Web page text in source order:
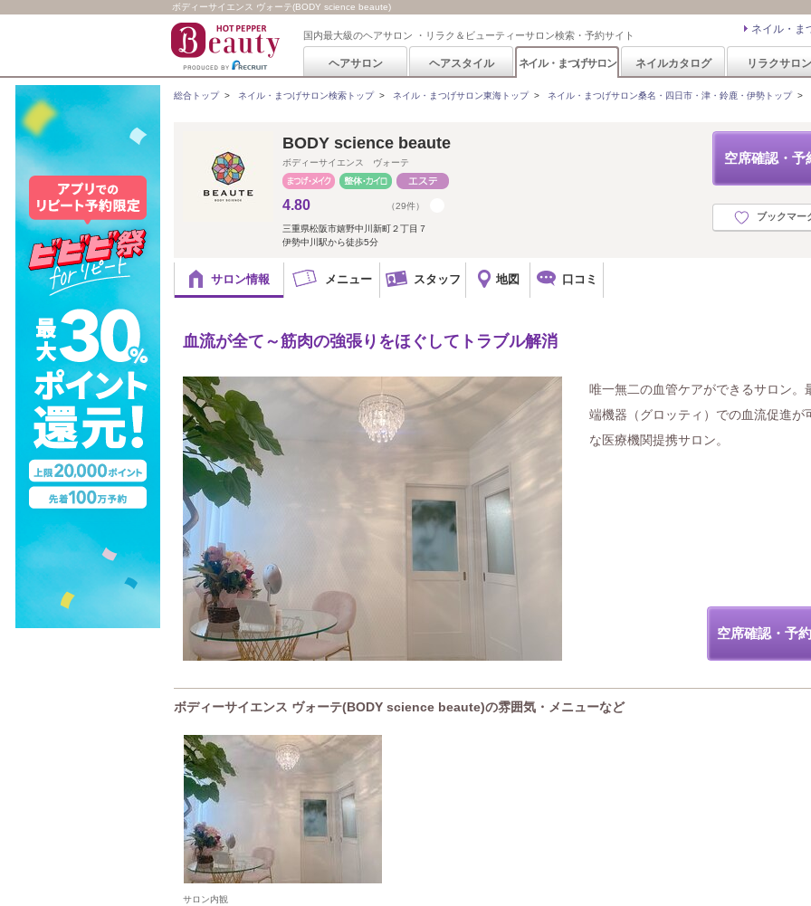
ボディーサイエンス ヴォーテ(BODY science beaute)
国内最大級のヘアサロン ・リラク＆ビューティーサロン検索・予約サイト ネイル・ま
ヘアサロン ヘアスタイル ネイル・まつげサロン ネイルカタログ リラクサロン
総合トップ> ネイル・まつげサロン検索トップ> ネイル・まつげサロン東海トップ> ネイル・まつげサロン桑名・四日市・津・鈴鹿・伊勢トップ>
空席確認・予
ブックマー
BODY science beaute
ボディーサイエンス ヴォーテ
4.80 （29件）
三重県松阪市嬉野中川新町２丁目７
伊勢中川駅から徒歩5分
サロン情報 メニュー スタッフ 地図 口コミ
血流が全て～筋肉の強張りをほぐしてトラブル解消
唯一無二の血管ケアができるサロン。
端機器（グロッティ）での血流促進が
な医療機関提携サロン。
空席確認・予
ボディーサイエンス ヴォーテ(BODY science beaute)の雰囲気・メニューなど
サロン内観